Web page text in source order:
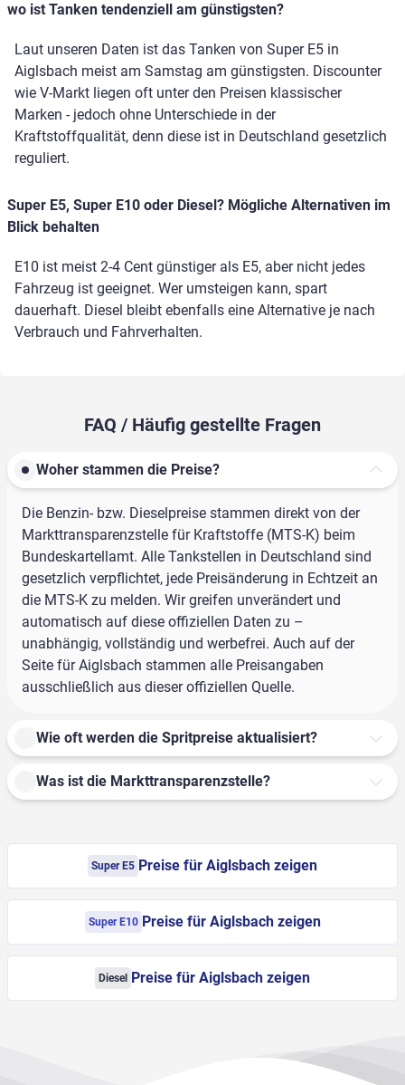
wo ist Tanken tendenziell am günstigsten?
Laut unseren Daten ist das Tanken von Super E5 in
Aiglsbach meist am Samstag am günstigsten. Discounter
wie V-Markt liegen oft unter den Preisen klassischer
Marken - jedoch ohne Unterschiede in der
Kraftstoffqualität, denn diese ist in Deutschland gesetzlich
reguliert.
Super E5, Super E10 oder Diesel? Mögliche Alternativen im
Blick behalten
E10 ist meist 2-4 Cent günstiger als E5, aber nicht jedes
Fahrzeug ist geeignet. Wer umsteigen kann, spart
dauerhaft. Diesel bleibt ebenfalls eine Alternative je nach
Verbrauch und Fahrverhalten.
FAQ / Häufig gestellte Fragen
Woher stammen die Preise?
Die Benzin- bzw. Dieselpreise stammen direkt von der
Markttransparenzstelle für Kraftstoffe (MTS-K) beim
Bundeskartellamt. Alle Tankstellen in Deutschland sind
gesetzlich verpflichtet, jede Preisänderung in Echtzeit an
die MTS-K zu melden. Wir greifen unverändert und
automatisch auf diese offiziellen Daten zu –
unabhängig, vollständig und werbefrei. Auch auf der
Seite für Aiglsbach stammen alle Preisangaben
ausschließlich aus dieser offiziellen Quelle.
Wie oft werden die Spritpreise aktualisiert?
Was ist die Markttransparenzstelle?
Super E5 Preise für Aiglsbach zeigen
Super E10 Preise für Aiglsbach zeigen
Diesel Preise für Aiglsbach zeigen